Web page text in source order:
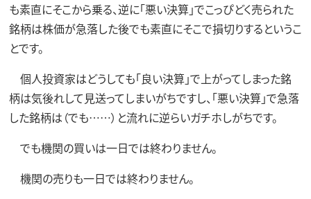
も素直にそこから乗る、逆に「悪い決算」でこっぴどく売られた
銘柄は株価が急落した後でも素直にそこで損切りするというこ
とです。
個人投資家はどうしても「良い決算」で上がってしまった銘
柄は気後れして見送ってしまいがちですし、「悪い決算」で急落
した銘柄は（でも……）と流れに逆らいガチホしがちです。
でも機関の買いは一日では終わりません。
機関の売りも一日では終わりません。